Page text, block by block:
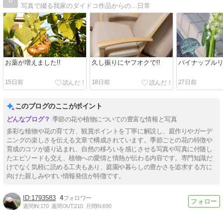
写真で綴る我家のダイドコ作品からの…日常
お薬が増えました!!
15日前
久し振りにヤフオクで!!
18日前
パイナップル
27日前
このブログのここがポイント
季節の花や植物についての豊富な情報と写真
多彩な植物や花の育て方、観賞ポイントを丁寧に解説し、庭作りやガーデ
ニングの楽しさを伝える文章で構成されています。季節ごとの花の特徴や
育成のコツが盛り込まれ、自然の移ろいを感じさせる写真や写真に付随し
たエピソードも交え、植物への愛情と情熱が伝わる内容です。専門知識だ
けでなく気軽に読める工夫もあり、庭園や暮らしの豊かさを追求する方に
向けた親しみやすい情報発信が特徴です。
1793583 4
週間IN:170 週間OUT:210 月間IN:690